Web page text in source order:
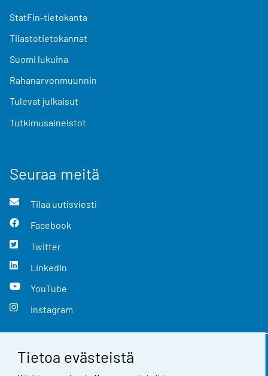
Tietoa evästeistä
StatFin-tietokanta
Tilastotietokannat
Suomi lukuina
Rahanarvonmuunnin
Tulevat julkaisut
Tutkimusaineistot
Seuraa meitä
Tilaa uutisviesti
Facebook
Twitter
LinkedIn
YouTube
Instagram
Yhteystiedot